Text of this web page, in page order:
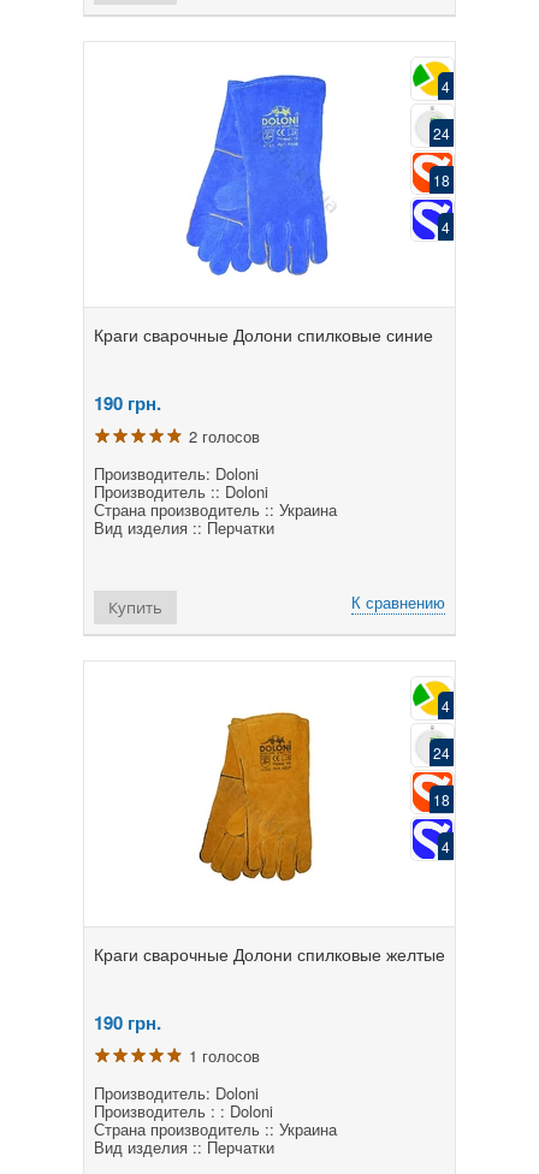
4
24
18
4
Краги сварочные Долони спилковые синие
190 грн.
2 голосов
Производитель: Doloni
Производитель :: Doloni
Страна производитель :: Украина
Вид изделия :: Перчатки
К сравнению
Купить
4
24
18
4
Краги сварочные Долони спилковые желтые
190 грн.
1 голосов
Производитель: Doloni
Производитель : : Doloni
Страна производитель :: Украина
Вид изделия :: Перчатки